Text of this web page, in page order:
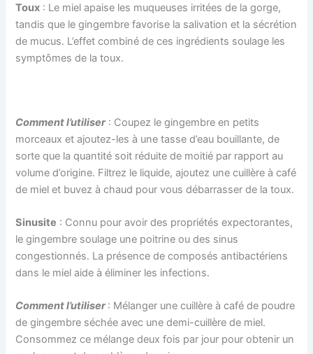
Toux : Le miel apaise les muqueuses irritées de la gorge,
tandis que le gingembre favorise la salivation et la sécrétion
de mucus. L’effet combiné de ces ingrédients soulage les
symptômes de la toux.
Comment l’utiliser: Coupez le gingembre en petits
morceaux et ajoutez-les à une tasse d’eau bouillante, de
sorte que la quantité soit réduite de moitié par rapport au
volume d’origine. Filtrez le liquide, ajoutez une cuillère à café
de miel et buvez à chaud pour vous débarrasser de la toux.
Sinusite : Connu pour avoir des propriétés expectorantes,
le gingembre soulage une poitrine ou des sinus
congestionnés. La présence de composés antibactériens
dans le miel aide à éliminer les infections.
Comment l’utiliser: Mélanger une cuillère à café de poudre
de gingembre séchée avec une demi-cuillère de miel.
Consommez ce mélange deux fois par jour pour obtenir un